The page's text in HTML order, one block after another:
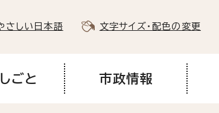
さしい日本語 文字サイズ・配色の変更
ごと 市政情報